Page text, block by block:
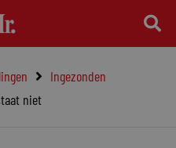
Ingezonden
niet